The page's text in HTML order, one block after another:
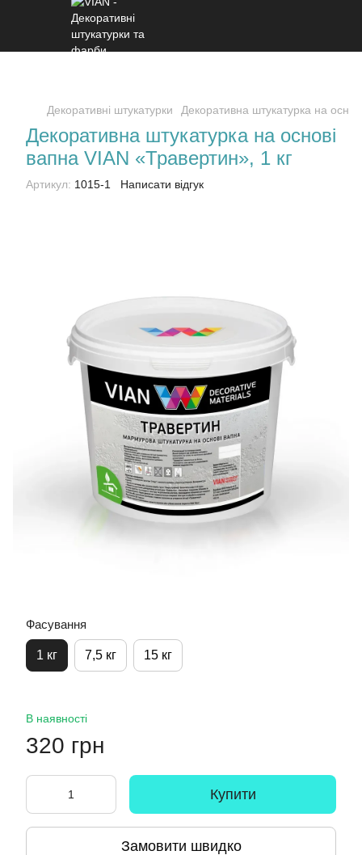
Декоративні штукатурки Декоративна штукатурка на
Декоративна штукатурка на основі
вапна VIAN «Травертин», 1 кг
Артикул: 1015-1 Написати відгук
Фасування
1 кг 7,5 кг 15 кг
В наявності
320 грн
Купити
Замовити швидко